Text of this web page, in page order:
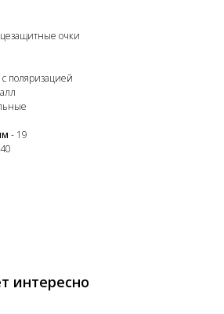
очки
поляризацией
- 19
интересно